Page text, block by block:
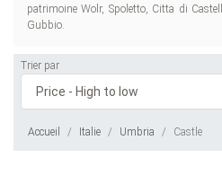
patrimoine Wolr, Spoletto, Citta di
Gubbio.
Trier par
Accueil Italie Umbria Castle